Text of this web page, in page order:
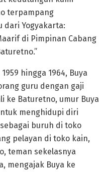
terpampang
dari Yogyakarta:
di Pimpinan Cabang
hingga 1964, Buya
guru dengan gaji
ke Baturetno, umur Buya
menghidupi diri
buruh di toko
pelayan di toko kain,
teman sekelasnya
mengajak Buya ke